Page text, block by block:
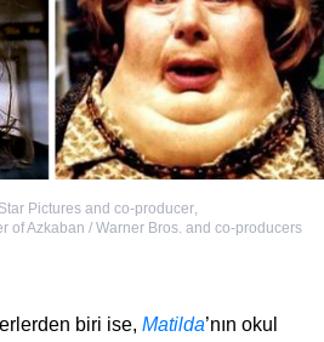
Pictures and co-producer,
of Azkaban / Warner Bros. and co-producers
biri ise, Matilda’nın okul